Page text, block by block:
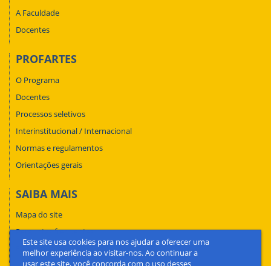
Este site usa cookies para nos ajudar a oferecer uma
melhor experiência ao visitar-nos. Ao continuar a
usar este site, você concorda com o uso desses
A Faculdade
Docentes
PROFARTES
O Programa
Docentes
Processos seletivos
Interinstitucional / Internacional
Normas e regulamentos
Orientações gerais
SAIBA MAIS
Mapa do site
Perguntas frequentes
Fale conosco